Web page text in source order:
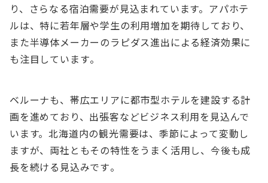
り、さらなる宿泊需要が見込まれています。アパホテ
ルは、特に若年層や学生の利用増加を期待しており、
また半導体メーカーのラピダス進出による経済効果に
も注目しています​。
ベルーナも、帯広エリアに都市型ホテルを建設する計
画を進めており、出張客などビジネス利用を見込んで
います。北海道内の観光需要は、季節によって変動し
ますが、両社ともその特性をうまく活用し、今後も成
長を続ける見込みです​。